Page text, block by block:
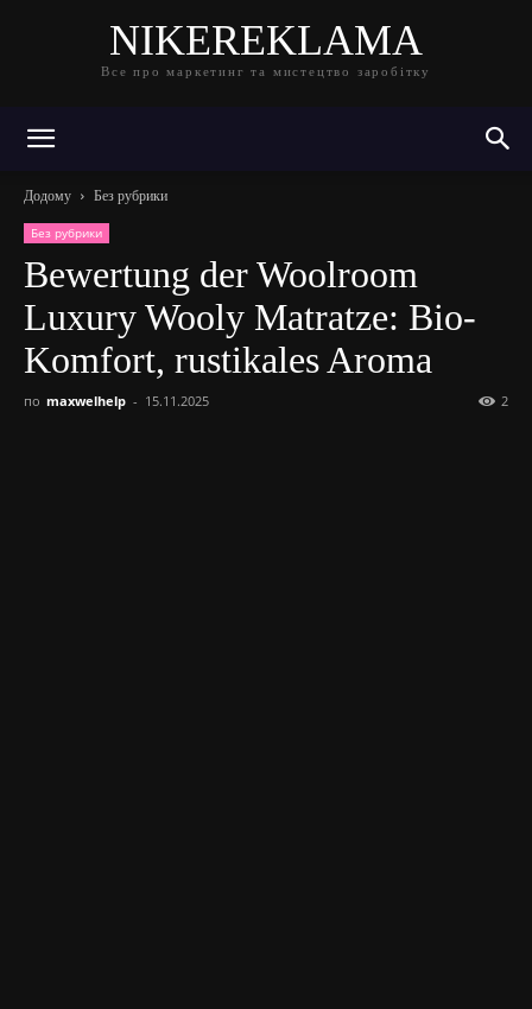
NIKEREKLAMA
Все про маркетинг та мистецтво заробітку
Додому Без рубрики
Без рубрики
Bewertung der Woolroom
Luxury Wooly Matratze: Bio-
Komfort, rustikales Aroma
по maxwelhelp - 15.11.2025 2